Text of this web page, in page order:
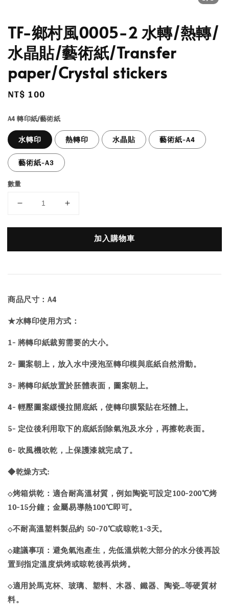
TF-鄉村風0005-2 水轉/熱轉/
水晶貼/藝術紙/Transfer
paper/Crystal stickers
Regular
NT$ 100
A4 轉印紙/藝術紙
水轉印 熱轉印 水晶貼
藝術紙-A4
藝術紙-A3
數量
加入購物車
商品尺寸：A4
★水轉印使用方式：
1- 將轉印紙裁剪需要的大小。
2- 圖案朝上，放入水中浸泡至轉印模與底紙自然滑動。
3- 將轉印紙放置於胚體表面，圖案朝上。
4- 輕壓圖案緩慢拉開底紙，使轉印膜緊貼在坯體上。
5- 定位後利用取下的底紙刮除氣泡及水分，再擦乾表面。
6- 吹風機吹乾，上保護漆就完成了。
◆乾燥方式:
◇烤箱烘乾：適合耐高溫材質，例如陶瓷可設定100-200℃烤
10-15分鐘；金屬易導熱100℃即可。
◇不耐高溫塑料製品約 50-70℃或晾乾1-3天。
◇建議事項：避免氣泡產生，先低溫烘乾大部分的水分後再設
置到指定溫度烘烤或晾乾後再烘烤。
◇適用於馬克杯、玻璃、塑料、木器、鐵器、陶瓷…等硬質材
料。